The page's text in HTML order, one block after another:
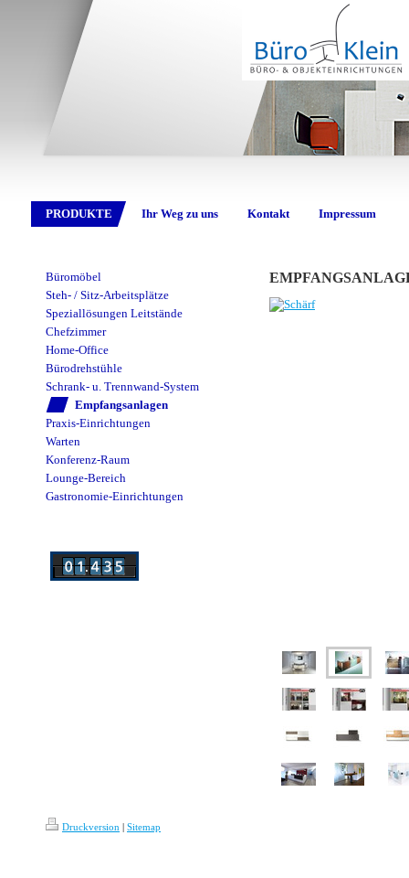
PRODUKTE Ihr Weg zu uns Kontakt Impressum
Büromöbel
Steh- / Sitz-Arbeitsplätze
Speziallösungen Leitstände
Chefzimmer
Home-Office
Bürodrehstühle
Schrank- u. Trennwand-System
Empfangsanlagen
Praxis-Einrichtungen
Warten
Konferenz-Raum
Lounge-Bereich
Gastronomie-Einrichtungen
Druckversion | Sitemap